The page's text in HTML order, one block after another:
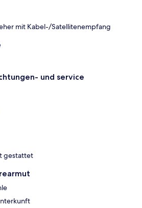
mit Kabel-/Satellitenempfang
und service
gestattet